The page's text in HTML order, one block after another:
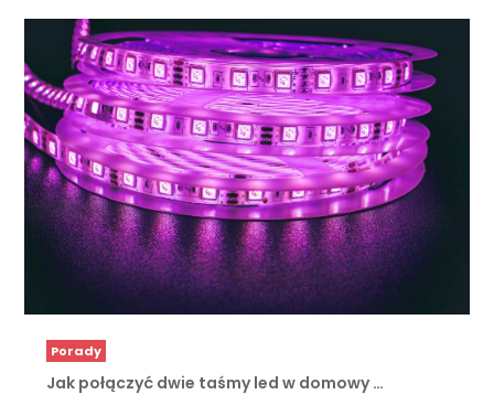
Porady
Jak połączyć dwie taśmy led w domowy …